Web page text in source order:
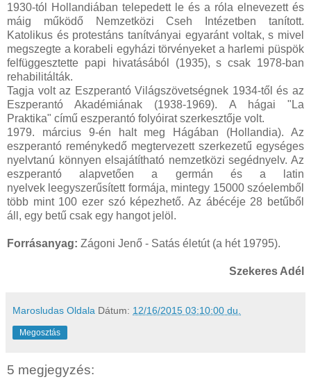
1930-tól Hollandiában telepedett le és a róla elnevezett és
máig működő Nemzetközi Cseh Intézetben tanított.
Katolikus és protestáns tanítványai egyaránt voltak, s mivel
megszegte a korabeli egyházi törvényeket a harlemi püspök
felfüggesztette papi hivatásából (1935), s csak 1978-ban
rehabilitálták.
Tagja volt az Eszperantó Világszövetségnek 1934-től és az
Eszperantó Akadémiának (1938-1969). A hágai "La
Praktika" című eszperantó folyóirat szerkesztője volt.
1979. március 9-én halt meg Hágában (Hollandia). Az
eszperantó reménykedő megtervezett szerkezetű egységes
nyelvtanú könnyen elsajátítható nemzetközi segédnyelv. Az
eszperantó alapvetően a germán és a latin
nyelvek leegyszerűsített formája, mintegy 15000 szóelemből
több mint 100 ezer szó képezhető. Az ábécéje 28 betűből
áll, egy betű csak egy hangot jelöl.
Forrásanyag: Zágoni Jenő - Satás életút (a hét 19795).
Szekeres Adél
Marosludas Oldala Dátum: 12/16/2015 03:10:00 du.
Megosztás
5 megjegyzés: